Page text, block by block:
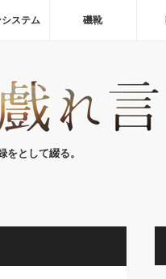
ステム 磯靴
をとして綴る。